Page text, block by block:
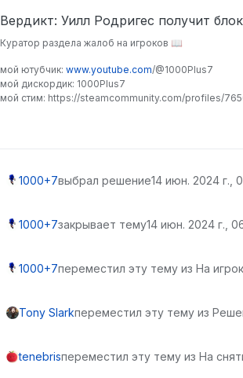
Вердикт: Уилл Родригес получит
Куратор раздела жалоб на игроков 📖
мой ютубчик: www.youtube.com/@1000Plus7
мой дискордик: 1000Plus7
мой стим: https://steamcommunity.com/profiles/
1000+7выбрал решение14 июн. 2024 г.,
1000+7закрывает тему14 июн. 2024 г.,
1000+7переместил эту тему из На
Tony Slarkпереместил эту тему из
tenebrisпереместил эту тему из На